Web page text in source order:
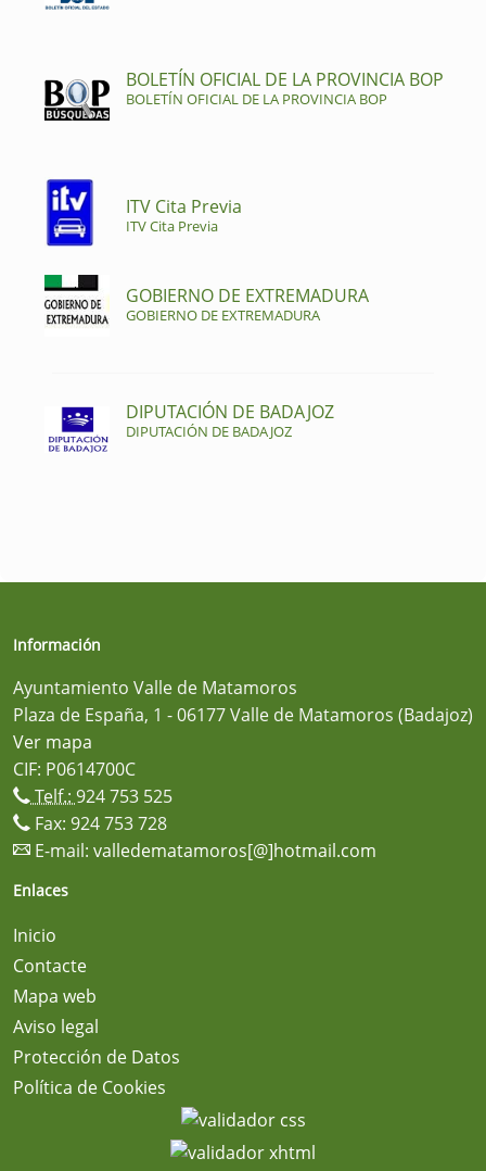
BOLETÍN OFICIAL DE LA PROVINCIA BOP
BOLETÍN OFICIAL DE LA PROVINCIA BOP
ITV Cita Previa
ITV Cita Previa
GOBIERNO DE EXTREMADURA
GOBIERNO DE EXTREMADURA
DIPUTACIÓN DE BADAJOZ
DIPUTACIÓN DE BADAJOZ
Información
Ayuntamiento Valle de Matamoros
Plaza de España, 1 - 06177 Valle de Matamoros (Badajoz)
Ver mapa
CIF: P0614700C
Telf.: 924 753 525
Fax: 924 753 728
E-mail: valledematamoros[@]hotmail.com
Enlaces
Inicio
Contacte
Mapa web
Aviso legal
Protección de Datos
Política de Cookies